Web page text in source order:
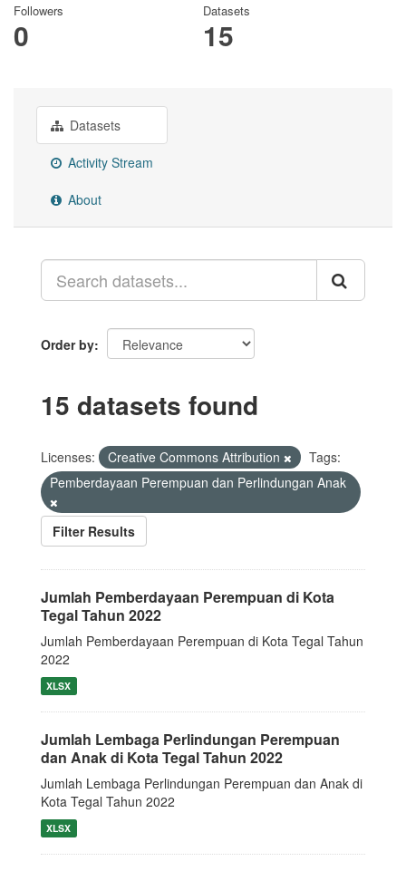
Followers
0
Datasets
15
Datasets
Activity Stream
About
Order by
15 datasets found
Licenses: Creative Commons Attribution
Tags:
Pemberdayaan Perempuan dan Perlindungan Anak
Filter Results
Jumlah Pemberdayaan Perempuan di Kota
Tegal Tahun 2022
Jumlah Pemberdayaan Perempuan di Kota Tegal Tahun
2022
XLSX
Jumlah Lembaga Perlindungan Perempuan
dan Anak di Kota Tegal Tahun 2022
Jumlah Lembaga Perlindungan Perempuan dan Anak di
Kota Tegal Tahun 2022
XLSX